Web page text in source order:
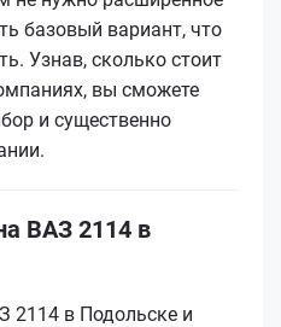
базовый вариант, что
Узнав, сколько стоит
вы сможете
и существенно
ВАЗ 2114 в
2114 в Подольске и